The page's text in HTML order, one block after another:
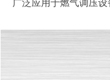
广泛应用于燃气调压设